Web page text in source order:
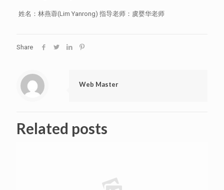
姓名：林燕蓉(Lim Yanrong) 指导老师：虞婴华老师
Share
Web Master
Related posts